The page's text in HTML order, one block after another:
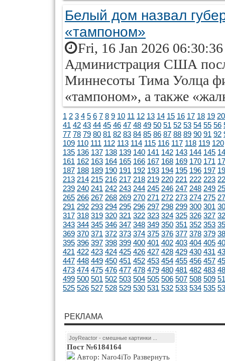
Белый дом назвал
«тампоном»
Fri, 16 Jan 2026
Администрация США
Миннесоты Тима Уолца
«тампоном», а также
1 2 3 4 5 6 7 8 9 10 11 12 13 14 15 16 17 18 19 20
41 42 43 44 45 46 47 48 49 50 51 52 53 54 55 56
77 78 79 80 81 82 83 84 85 86 87 88 89 90 91 92
109 110 111 112 113 114 115 116 117 118 119 120
135 136 137 138 139 140 141 142 143 144 145
161 162 163 164 165 166 167 168 169 170 171
187 188 189 190 191 192 193 194 195 196 197
213 214 215 216 217 218 219 220 221 222 223
239 240 241 242 243 244 245 246 247 248 249
265 266 267 268 269 270 271 272 273 274 275
291 292 293 294 295 296 297 298 299 300 301
317 318 319 320 321 322 323 324 325 326 327
343 344 345 346 347 348 349 350 351 352 353
369 370 371 372 373 374 375 376 377 378 379
395 396 397 398 399 400 401 402 403 404 405
421 422 423 424 425 426 427 428 429 430 431
447 448 449 450 451 452 453 454 455 456 457
473 474 475 476 477 478 479 480 481 482 483
499 500 501 502 503 504 505 506 507 508 509
525 526 527 528 529 530 531 532 533 534 535
РЕКЛАМА
JoyReactor - смешные картинки ...
Пост №6184164